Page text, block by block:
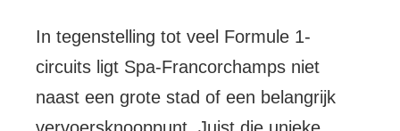
In tegenstelling tot veel Formule 1-
circuits ligt Spa-Francorchamps niet
naast een grote stad of een belangrijk